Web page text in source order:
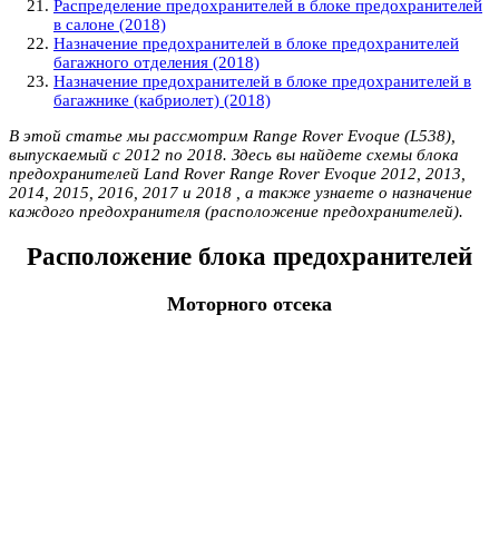
Распределение предохранителей в блоке предохранителей
в салоне (2018)
Назначение предохранителей в блоке предохранителей
багажного отделения (2018)
Назначение предохранителей в блоке предохранителей в
багажнике (кабриолет) (2018)
В этой статье мы рассмотрим Range Rover Evoque (L538),
выпускаемый с 2012 по 2018. Здесь вы найдете схемы блока
предохранителей Land Rover Range Rover Evoque 2012, 2013,
2014, 2015, 2016, 2017 и 2018 , а также узнаете о назначение
каждого предохранителя (расположение предохранителей).
Расположение блока предохранителей
Моторного отсека